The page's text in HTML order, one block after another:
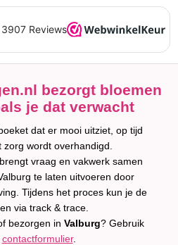
bezorgt bloemen
je dat verwacht
dat er mooi uitziet, op tijd
wordt overhandigd.
vraag en vakwerk samen
te laten uitvoeren door
Tijdens het proces kun je de
via track & trace.
bezorgen in Valburg? Gebruik
contactformulier.